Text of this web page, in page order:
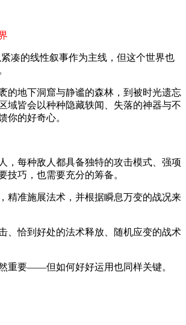
凑的线性叙事作为主线，但这个世界也
的地下洞窟与静谧的森林，到被时光遗忘
域皆会以种种隐藏轶闻、失落的神器与不
你的好奇心。
，每种敌人都具备独特的攻击模式、强项
技巧，也需要充分的筹备。
精准施展法术，并根据瞬息万变的战况来
、恰到好处的法术释放、随机应变的战术
重要——但如何好好运用也同样关键。